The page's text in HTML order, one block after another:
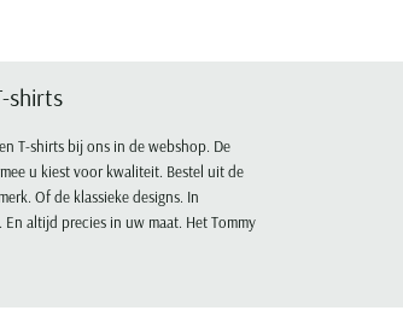
shirts
T-shirts bij ons in de webshop. De
u kiest voor kwaliteit. Bestel uit de
Of de klassieke designs. In
altijd precies in uw maat. Het Tommy
lang mee te gaan.